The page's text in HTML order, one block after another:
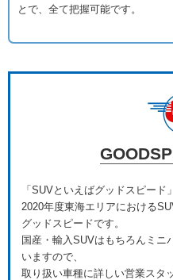
とで、全て把握可能です。
「SUVといえばグッドスピード」
2020年度東海エリアにおける
グッドスピードです。
国産・輸入SUVはもちろんミニ
いますので、
取り扱い車種に詳しい営業スタ